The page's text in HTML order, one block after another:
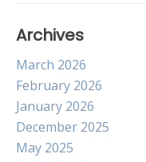
Archives
March 2026
February 2026
January 2026
December 2025
May 2025